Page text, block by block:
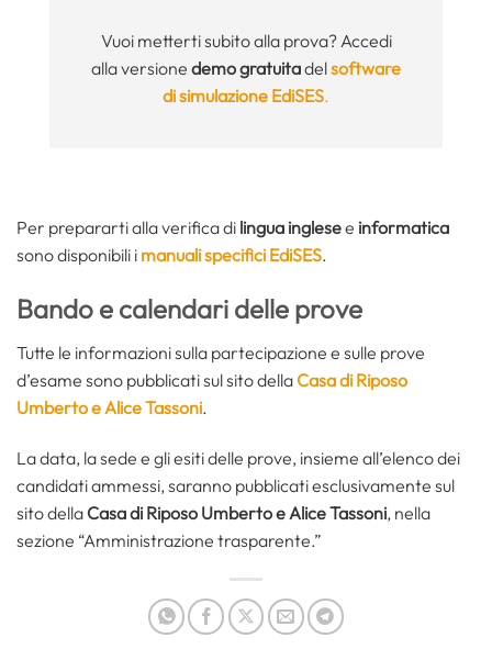
Vuoi metterti subito alla prova? Accedi
alla versione demo gratuitadelsoftware
di simulazione EdiSES.
Per prepararti alla verifica di lingua inglesee informatica
sono disponibili i manuali specifici EdiSES.
Bando e calendari delle prove
Tutte le informazioni sulla partecipazione e sulle prove
d’esame sono pubblicati sul sito dellaCasa di Riposo
Umberto e Alice Tassoni.
La data, la sede e gli esiti delle prove, insieme all’elenco dei
candidati ammessi, saranno pubblicati esclusivamente sul
sito della Casa di Riposo Umberto e Alice Tassoni, nella
sezione “Amministrazione trasparente.”